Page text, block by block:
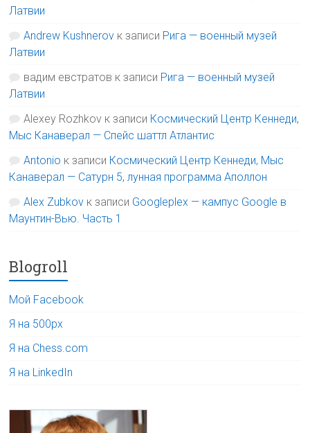
Латвии
Andrew Kushnerov к записи Рига — военный музей
Латвии
вадим евстратов к записи Рига — военный музей
Латвии
Alexey Rozhkov к записи Космический Центр Кеннеди,
Мыс Канаверал — Спейс шаттл Атлантис
Antonio к записи Космический Центр Кеннеди, Мыс
Канаверал — Сатурн 5, лунная программа Аполлон
Alex Zubkov к записи Googleplex — кампус Google в
Маунтин-Вью. Часть 1
Blogroll
Мой Facebook
Я на 500px
Я на Chess.com
Я на LinkedIn